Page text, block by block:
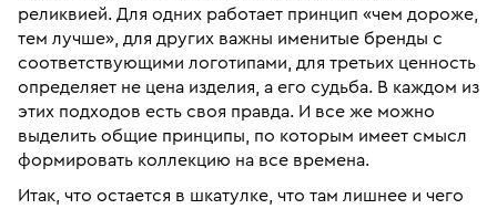
реликвией. Для одних работает принцип «чем дороже,
тем лучше», для других важны именитые бренды с
соответствующими логотипами, для третьих ценность
определяет не цена изделия, а его судьба. В каждом из
этих подходов есть своя правда. И все же можно
выделить общие принципы, по которым имеет смысл
формировать коллекцию на все времена.
Итак, что остается в шкатулке, что там лишнее и чего